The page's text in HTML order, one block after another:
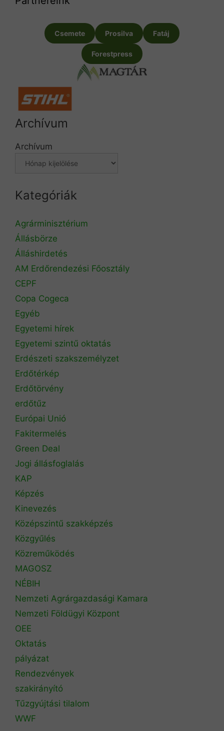
Csemete Prosilva Fatáj
Forestpress
Archívum
Archívum
Kategóriák
Agrárminisztérium
Állásbörze
Álláshirdetés
AM Erdőrendezési Főosztály
CEPF
Copa Cogeca
Egyéb
Egyetemi hírek
Egyetemi szintű oktatás
Erdészeti szakszemélyzet
Erdőtérkép
Erdőtörvény
erdőtűz
Európai Unió
Fakitermelés
Green Deal
Jogi állásfoglalás
KAP
Képzés
Kinevezés
Középszintű szakképzés
Közgyűlés
Közreműködés
MAGOSZ
NÉBIH
Nemzeti Agrárgazdasági Kamara
Nemzeti Földügyi Központ
OEE
Oktatás
pályázat
Rendezvények
szakirányító
Tűzgyújtási tilalom
WWF